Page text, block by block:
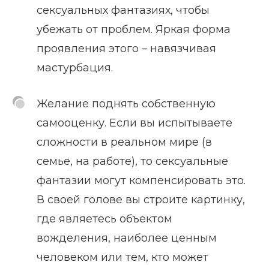
сексуальных фантазиях, чтобы
убежать от проблем. Яркая форма
проявления этого – навязчивая
мастурбация.
Желание поднять собственную
самооценку. Если вы испытываете
сложности в реальном мире (в
семье, на работе), то сексуальные
фантазии могут компенсировать это.
В своей голове вы строите картинку,
где являетесь объектом
вожделения, наиболее ценным
человеком или тем, кто может